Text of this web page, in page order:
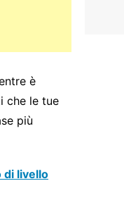
è
che le tue
più
di livello